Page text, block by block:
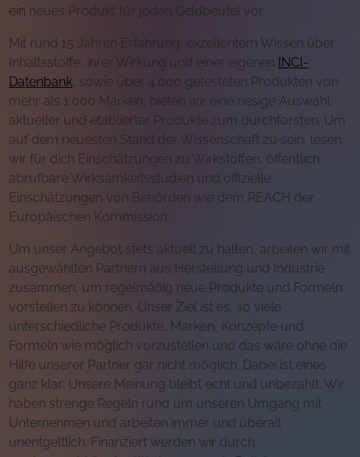
ein neues Produkt für jeden Geldbeutel vor.
Mit rund 15 Jahren Erfahrung, exzellentem Wissen über
Inhaltsstoffe, ihrer Wirkung und einer eigenen INCI-
Datenbank, sowie über 4.000 getesteten Produkten von
mehr als 1.000 Marken, bieten wir eine riesige Auswahl
aktueller und etablierter Produkte zum durchforsten. Um
auf dem neuesten Stand der Wissenschaft zu sein, lesen
wir für dich Einschätzungen zu Wirkstoffen, öffentlich
abrufbare Wirksamkeitsstudien und offizielle
Einschätzungen von Behörden wie dem REACH der
Europäischen Kommission.
Um unser Angebot stets aktuell zu halten, arbeiten wir mit
ausgewählten Partnern aus Herstellung und Industrie
zusammen, um regelmäßig neue Produkte und Formeln
vorstellen zu können. Unser Ziel ist es, so viele
unterschiedliche Produkte, Marken, Konzepte und
Formeln wie möglich vorzustellen und das wäre ohne die
Hilfe unserer Partner gar nicht möglich. Dabei ist eines
ganz klar: Unsere Meinung bleibt echt und unbezahlt. Wir
haben strenge Regeln rund um unseren Umgang mit
Unternehmen und arbeiten immer und überall
unentgeltlich. Finanziert werden wir durch